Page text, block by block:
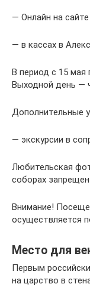
— Онлайн на
— в кассах в
В период c 15 мая
Выходной день —
Дополнительные
— экскурсии в
Любительская
соборах
Внимание!
осуществляется
Место для
Первым
на царство в